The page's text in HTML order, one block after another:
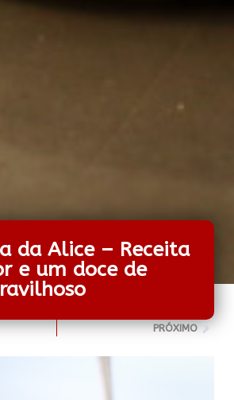
da Alice – Receita
e um doce de
PRÓXIMO